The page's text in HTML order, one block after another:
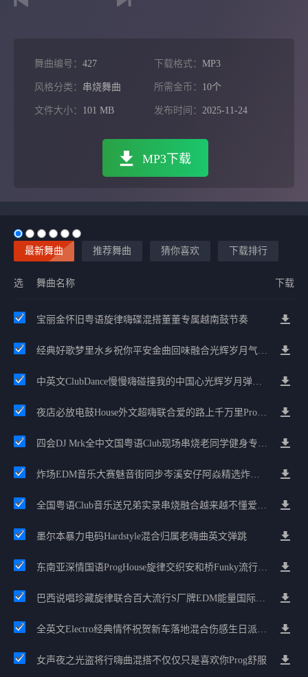
舞曲编号： 427 下载格式： MP3
风格分类： 串烧舞曲 所需金币： 10个
文件大小： 101 MB 发布时间： 2025-11-24
MP3下载
最新舞曲 推荐舞曲 猜你喜欢 下载排行
选 舞曲名称 下载
宝丽金怀旧粤语旋律嗨碟混搭董董专属越南鼓节奏
经典好歌梦里水乡祝你平安金曲回味融合光辉岁月气氛中文兄弟串烧
中英文ClubDance慢慢嗨碰撞我的中国心光辉岁月弹鼓车载
夜店必放电鼓House外文超嗨联合爱的路上千万里Prog包房漫步上头
四会DJ Mrk全中文国粤语Club现场串烧老同学健身专属定制
炸场EDM音乐大赛魅音街同步岑溪安仔阿焱精选炸场歌路串烧
全国粤语Club音乐送兄弟实录串烧融合越来越不懂爱的哲学遗憾专辑
墨尔本暴力电码Hardstyle混合归属老嗨曲英文弹跳
东南亚深情国语ProgHouse旋律交织安和桥Funky流行情怀串烧
巴西说唱珍藏旋律联合百大流行S厂牌EDM能量国际电音串烧
全英文Electro经典情怀祝贺新车落地混合伤感生日派对中文Club串烧
女声夜之光盗将行嗨曲混搭不仅仅只是喜欢你Prog舒服